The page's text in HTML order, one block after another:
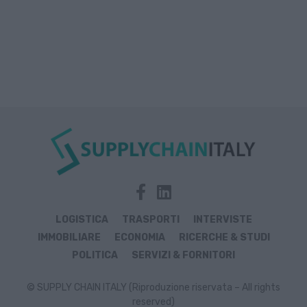
LOGISTICA TRASPORTI
INTERVISTE
IMMOBILIARE
ECONOMIA
RICERCHE & STUDI
POLITICA
SERVIZI & FORNITORI
© SUPPLY CHAIN ITALY (Riproduzione riservata – All rights
reserved)